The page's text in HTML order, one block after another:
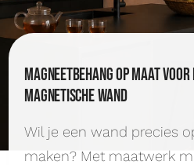
Magneetbehang op maat
magnetische wand
Wil je een wand precies
maken? Met maatwerk